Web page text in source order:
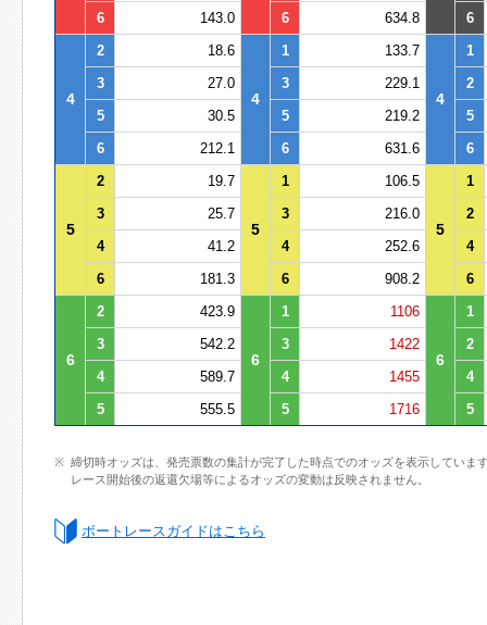
6
143.0 6 634.8 6
4
2 18.6
4
1 133.7
4
1
3
27.0 3 229.1
2
5
30.5 5 219.2
5
6
212.1 6 631.6 6
5
2 19.7
5
1 106.5
5
1
3
25.7 3 216.0
2
4
41.2 4 252.6
4
6
181.3 6 908.2 6
6
2 423.9
6
1 1106
6
1
3
542.2 3 1422
2
4
589.7 4 1455
4
5
555.5 5 1716 5
締切時オッズは、発売票数の集計が完了した時点でのオッズを表示していま
レース開始後の返還欠場等によるオッズの変動は反映されません。
ボートレースガイドはこちら